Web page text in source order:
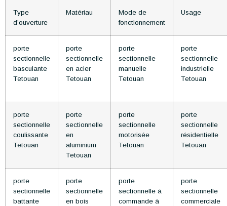
Type
d’ouverture
Matériau
Mode de
fonctionnement
Usage
porte
sectionnelle
basculante
Tetouan
porte
sectionnelle
en acier
Tetouan
porte
sectionnelle
manuelle
Tetouan
porte
sectionnelle
industrielle
Tetouan
porte
sectionnelle
coulissante
Tetouan
porte
sectionnelle
en
aluminium
Tetouan
porte
sectionnelle
motorisée
Tetouan
porte
sectionnelle
résidentielle
Tetouan
porte
sectionnelle
battante
porte
sectionnelle
en bois
porte
sectionnelle à
commande à
porte
sectionnelle
commerciale